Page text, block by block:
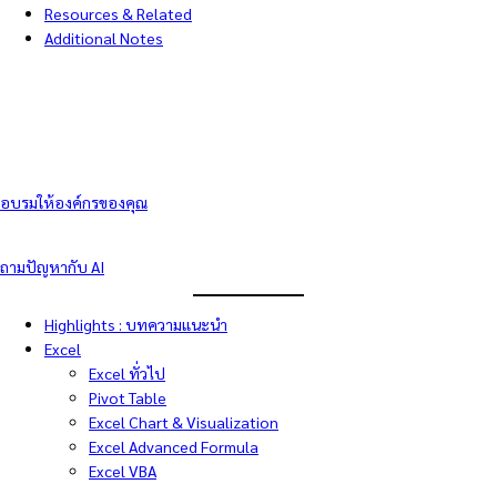
Resources & Related
Additional Notes
อบรมให้องค์กรของคุณ
ถามปัญหากับ AI
Highlights : บทความแนะนำ
Excel
Excel ทั่วไป
Pivot Table
Excel Chart & Visualization
Excel Advanced Formula
Excel VBA